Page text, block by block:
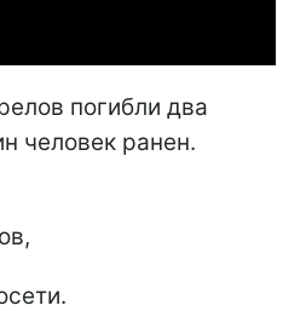
погибли два
человек ранен.